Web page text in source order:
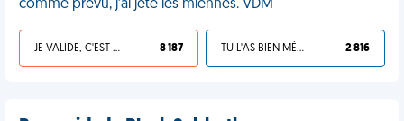
comme prévu, j’ai jeté les miennes. VDM
JE VALIDE, C'EST UNE VDM 8 187 TU L'AS BIEN MÉRITÉ 2 816